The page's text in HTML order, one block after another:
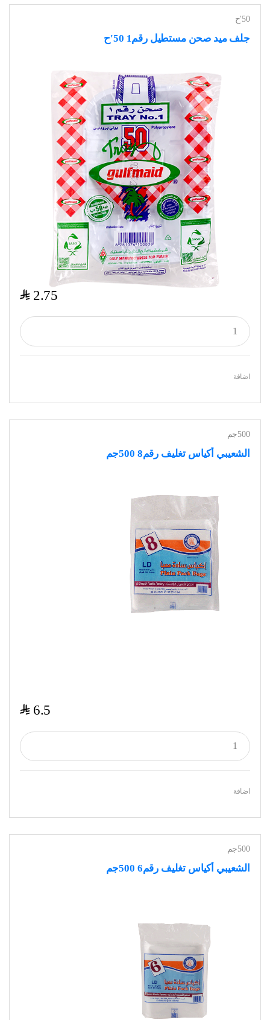
50'ح
جلف ميد صحن مستطيل رقم1 50'ح
2.75
$
اضافة
500جم
الشعيبي أكياس تغليف رقم8 500جم
6.5
$
اضافة
500جم
الشعيبي أكياس تغليف رقم6 500جم